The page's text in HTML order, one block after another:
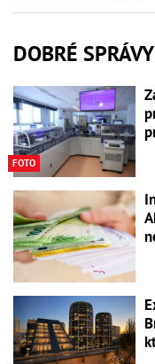
DOBRÉ SPRÁVY
FOTO